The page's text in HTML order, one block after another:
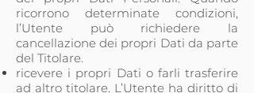
ricorrono determinate condizioni,
l’Utente può richiedere la
cancellazione dei propri Dati da parte
del Titolare.
ricevere i propri Dati o farli trasferire
ad altro titolare. L’Utente ha diritto di